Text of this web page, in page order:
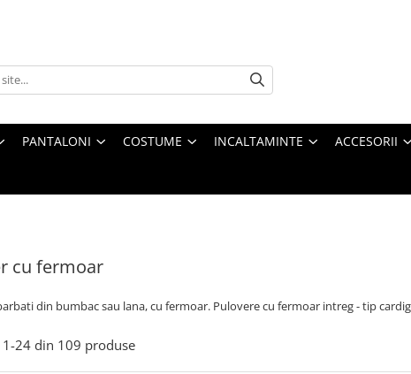
PANTALONI COSTUME INCALTAMINTE ACCESORII
cu fermoar
din bumbac sau lana, cu fermoar. Pulovere cu fermoar intreg - tip
1-24 din 109 produse